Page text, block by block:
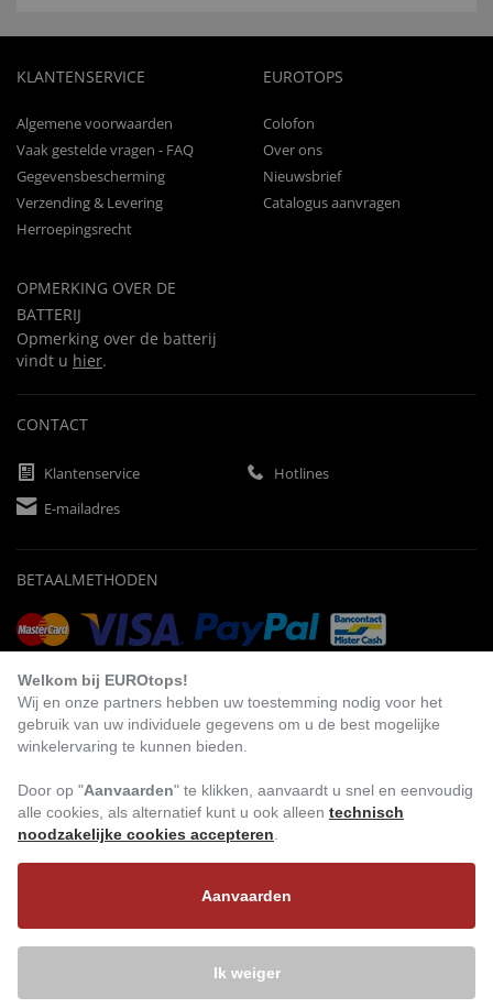
KLANTENSERVICE
Algemene voorwaarden
Vaak gestelde vragen - FAQ
Gegevensbescherming
Verzending & Levering
Herroepingsrecht
OPMERKING OVER DE
BATTERIJ
Opmerking over de batterij
vindt u hier.
EUROTOPS
Colofon
Over ons
Nieuwsbrief
Catalogus aanvragen
CONTACT
Klantenservice
Hotlines
E-mailadres
BETAALMETHODEN
BEZOEK ONS
Welkom bij EUROtops!
Wij en onze partners hebben uw toestemming nodig voor het
gebruik van uw individuele gegevens om u de best mogelijke
winkelervaring te kunnen bieden.
Door op "Aanvaarden" te klikken, aanvaardt u snel en eenvoudig
alle cookies, als alternatief kunt u ook alleen technisch
noodzakelijke cookies accepteren
Aanvaarden
Ik weiger